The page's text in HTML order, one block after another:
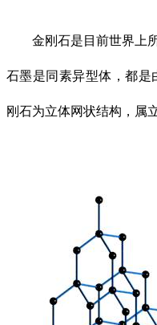
金刚石是目前世界上
石墨是同素异型体，都是
刚石为立体网状结构，属